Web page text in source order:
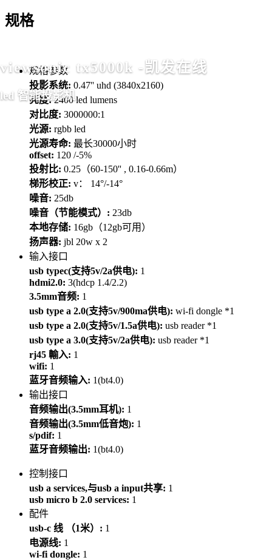
viewsonic tx5000k -凯发在线
led 智能投影机
规格
规格参数
投影系统: 0.47'' uhd (3840x2160)
亮度:2400 led lumens
对比度: 3000000:1
光源: rgbb led
光源寿命: 最长30000小时
offset: 120 /-5%
投射比: 0.25（60-150'' , 0.16-0.66m）
梯形校正: v： 14°/-14°
噪音: 25db
噪音（节能模式）: 23db
本地存储: 16gb（12gb可用）
扬声器: jbl 20w x 2
输入接口
usb typec(支持5v/2a供电): 1
hdmi2.0: 3(hdcp 1.4/2.2)
3.5mm音频: 1
usb type a 2.0(支持5v/900ma供电): wi-fi dongle *1
usb type a 2.0(支持5v/1.5a供电): usb reader *1
usb type a 3.0(支持5v/2a供电): usb reader *1
rj45 輸入: 1
wifi: 1
蓝牙音频输入: 1(bt4.0)
输出接口
音频输出(3.5mm耳机): 1
音频输出(3.5mm低音炮): 1
s/pdif: 1
蓝牙音频输出: 1(bt4.0)
控制接口
usb a services,与usb a input共享: 1
usb micro b 2.0 services: 1
配件
usb-c 线 （1米）: 1
电源线: 1
wi-fi dongle: 1